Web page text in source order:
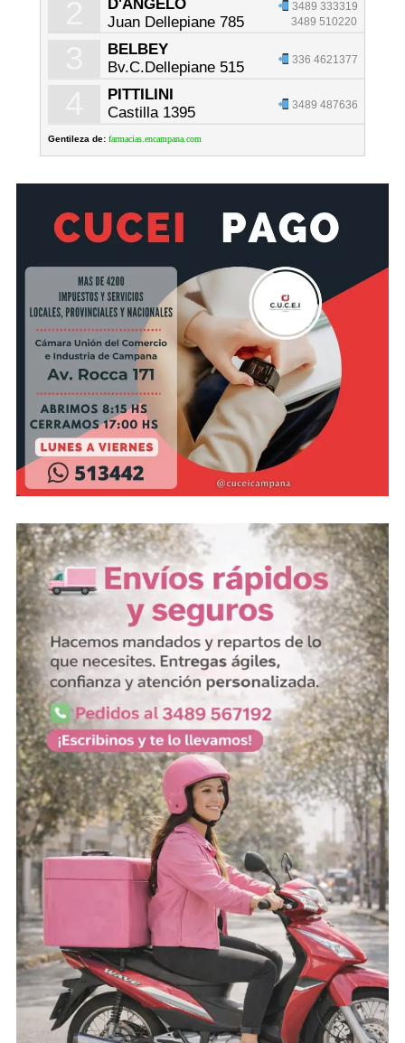
D'ANGELO
Juan Dellepiane 785
3489 333319
3489 510220
BELBEY
Bv.C.Dellepiane 515
336 4621377
PITTILINI
Castilla 1395
3489 487636
Gentileza de: farmacias.encampana.com